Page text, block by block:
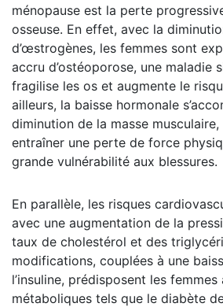
ménopause est la perte
osseuse. En effet, avec la
d’œstrogènes, les femmes sont
accru d’ostéoporose, une maladie
fragilise les os et augmente le
ailleurs, la baisse hormonale
diminution de la masse
entraîner une perte de force
grande vulnérabilité aux blessures.
En parallèle, les risques
avec une augmentation de la
taux de cholestérol et des
modifications, couplées à une
l’insuline, prédisposent les
métaboliques tels que le diabète